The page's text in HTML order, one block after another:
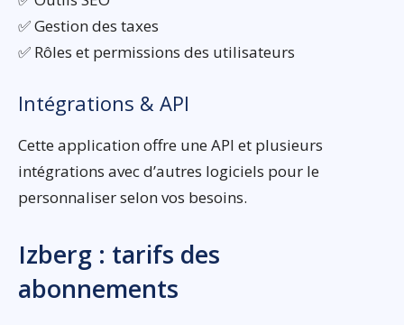
✅ Gestion des taxes
✅ Rôles et permissions des utilisateurs
Intégrations & API
Cette application offre une API et plusieurs
intégrations avec d’autres logiciels pour le
personnaliser selon vos besoins.
Izberg : tarifs des
abonnements